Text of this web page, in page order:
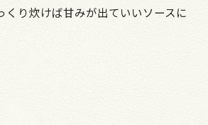
くり炊けば甘みが出ていいソースに